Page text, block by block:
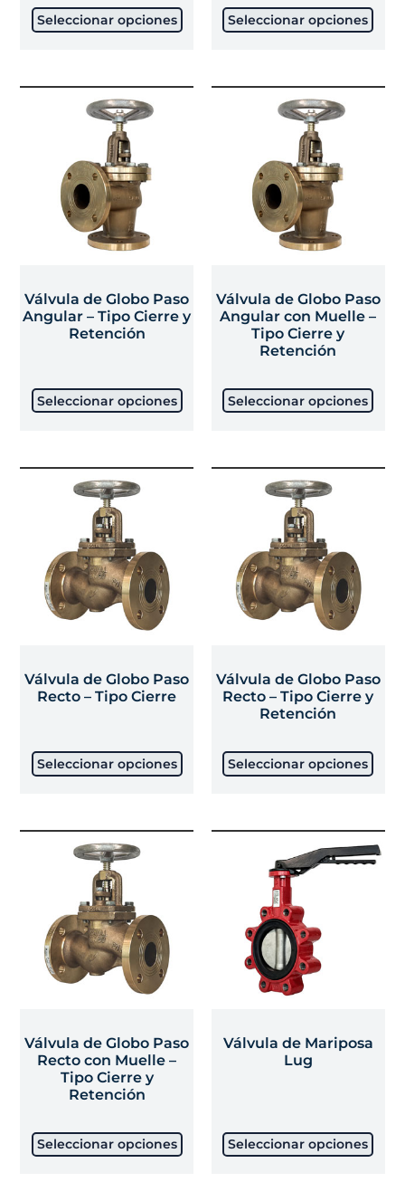
Seleccionar opciones Seleccionar opciones
Válvula de Globo Paso
Angular – Tipo Cierre y
Retención
Seleccionar opciones
Válvula de Globo Paso
Angular con Muelle –
Tipo Cierre y
Retención
Seleccionar opciones
Válvula de Globo Paso
Recto – Tipo Cierre
Seleccionar opciones
Válvula de Globo Paso
Recto – Tipo Cierre y
Retención
Seleccionar opciones
Válvula de Globo Paso
Recto con Muelle –
Tipo Cierre y
Retención
Seleccionar opciones
Válvula de Mariposa
Lug
Seleccionar opciones